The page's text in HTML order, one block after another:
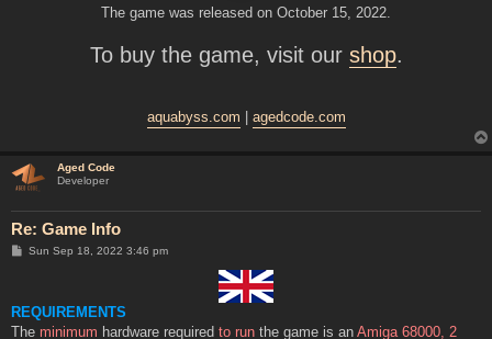
The game was released on October 15, 2022.
To buy the game, visit our shop.
aquabyss.com agedcode.com
Aged Code
Developer
Re: Game Info
PSun Sep 18, 2022 3:46 pm
REQUIREMENTS
The minimum hardware required to run the game is an Amiga 68000, 2